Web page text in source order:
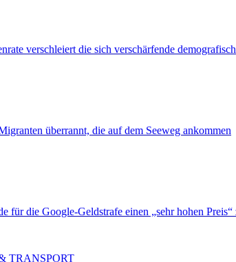
verschleiert die sich verschärfende
überrannt, die auf dem Seeweg ankommen
für die Google-Geldstrafe einen „sehr hohen Preis“
TRANSPORT